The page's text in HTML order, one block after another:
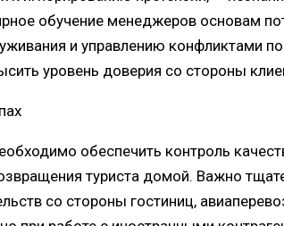
обучение менеджеров основам
и управлению конфликтами
уровень доверия со стороны
обеспечить контроль
туриста домой. Важно
со стороны гостиниц,